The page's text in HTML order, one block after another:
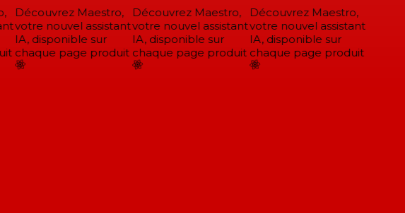
Découvrez Maestro,
votre nouvel assistant
IA, disponible sur
chaque page produit
Découvrez Maestro,
votre nouvel assistant
IA, disponible sur
chaque page produit
Découvrez Maestro,
votre nouvel assistant
IA, disponible sur
chaque page produit